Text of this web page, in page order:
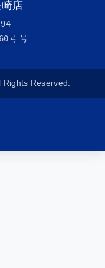
店
号 号
Reserved.